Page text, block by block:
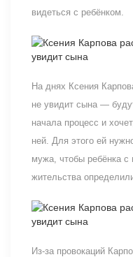
видеться с ребёнком.
На днях Ксения
не увидит сына —
начала процесс и
ней. Для этого ей
мужа, чтобы ребёнка с
жительства
Из-за провокаций